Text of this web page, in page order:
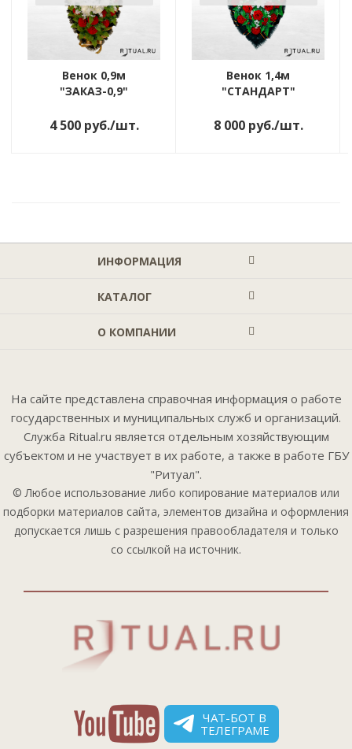
Венок 0,9м
"ЗАКАЗ-0,9"
4 500руб./шт.
Венок 1,4м
"СТАНДАРТ"
8 000руб./шт.
ИНФОРМАЦИЯ
КАТАЛОГ
О КОМПАНИИ
На сайте представлена справочная информация о работе
государственных и муниципальных служб и организаций.
Служба Ritual.ru является отдельным хозяйствующим
субъектом и не участвует в их работе, а также в работе ГБУ
"Ритуал".
© Любое использование либо копирование материалов или
подборки материалов сайта, элементов дизайна и оформления
допускается лишь с разрешения правообладателя и только
со ссылкой на источник.
ЧАТ-БОТ В
ТЕЛЕГРАМЕ